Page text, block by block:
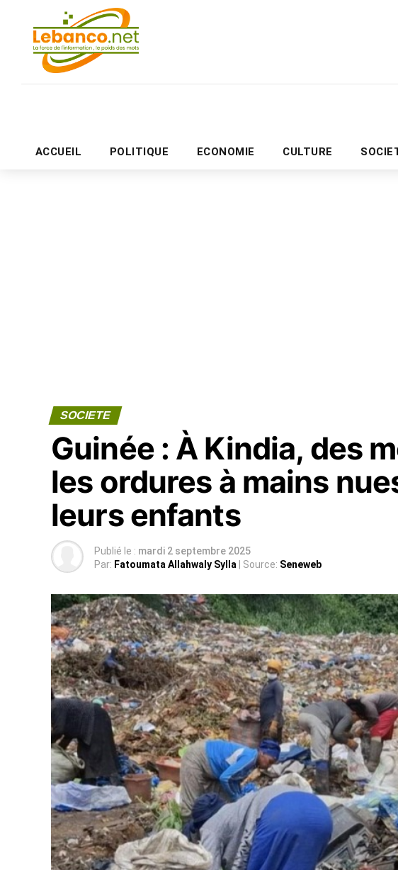
ACCUEIL POLITIQUE ECONOMIE CULTURE
SOCIETE
Guinée : À Kindia, des
les ordures à mains
leurs enfants
Publié le : mardi 2 septembre 2025
Par: Fatoumata Allahwaly Sylla | Source: Seneweb